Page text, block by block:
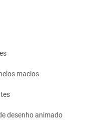
macios
desenho animado